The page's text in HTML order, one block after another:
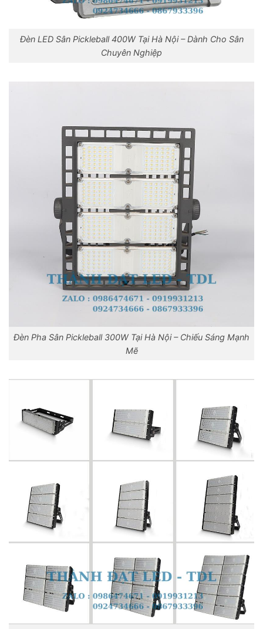
Đèn LED Sân Pickleball 400W Tại Hà Nội – Dành Cho Sân
Chuyên Nghiệp
Đèn Pha Sân Pickleball 300W Tại Hà Nội – Chiếu Sáng Mạnh
Mẽ